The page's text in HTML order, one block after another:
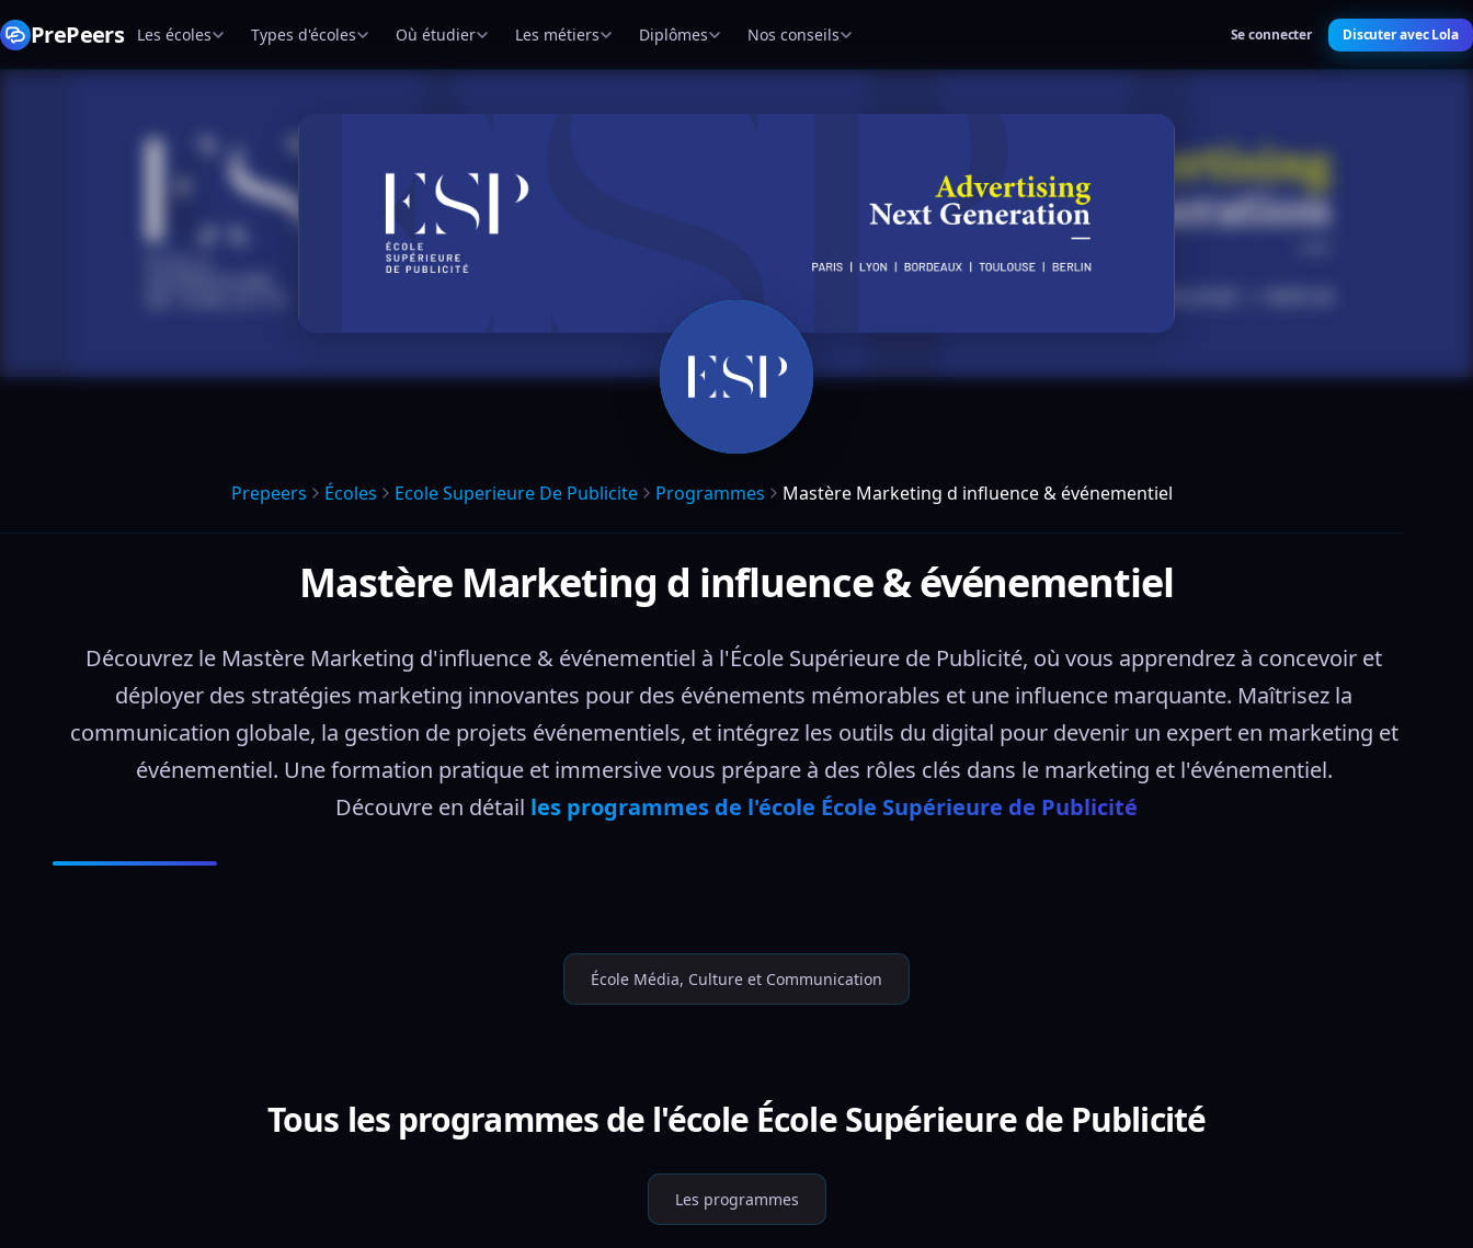
PrePeers Les écoles Types d'écoles Où étudier Les métiers Diplômes Nos conseils Se connecter Discuter avec Lola
Prepeers Écoles Ecole Superieure De Publicite Programmes Mastère Marketing d influence & événementiel
Mastère Marketing d influence & événementiel
Découvrez le Mastère Marketing d'influence & événementiel à l'École Supérieure de Publicité, où vous apprendrez à concevoir et
déployer des stratégies marketing innovantes pour des événements mémorables et une influence marquante. Maîtrisez la
communication globale, la gestion de projets événementiels, et intégrez les outils du digital pour devenir un expert en marketing et
événementiel. Une formation pratique et immersive vous prépare à des rôles clés dans le marketing et l'événementiel.
Découvre en détail les programmes de l'école École Supérieure de Publicité
École Média, Culture et Communication
Tous les programmes de l'école École Supérieure de Publicité
Les programmes